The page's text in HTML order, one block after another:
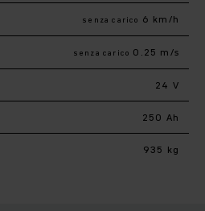
senza carico 6 km/h
senza carico 0.25 m/s
24 V
250 Ah
935 kg